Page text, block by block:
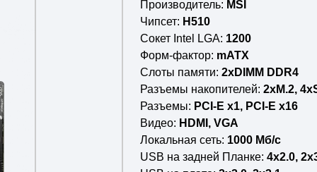
Производитель
MSI
Чипсет
H510
Сокет Intel LGA 1200
Форм-фактор mATX
Слоты памяти 2xDIMM DDR4
Разъемы накопителей 2xM.2,
Разъемы
PCI-E x1, PCI-E x16
Видео
HDMI, VGA
Локальная сеть 1000 Мб/c
USB на задней Планке 4x2.0,